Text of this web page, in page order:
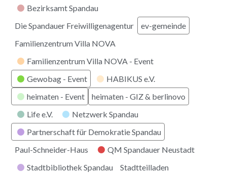
Bezirksamt Spandau
Die Spandauer Freiwilligenagentur
ev-gemeinde
Familienzentrum Villa NOVA
Familienzentrum Villa NOVA - Event
Gewobag - Event
HABIKUS e.V.
heimaten - Event
heimaten - GIZ & berlinovo
Life e.V.
Netzwerk Spandau
Partnerschaft für Demokratie Spandau
Paul-Schneider-Haus
QM Spandauer Neustadt
Stadtbibliothek Spandau
Stadtteilladen